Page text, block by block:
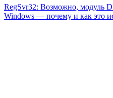
RegSvr32: Возможно, модуль
Windows — почему и как это